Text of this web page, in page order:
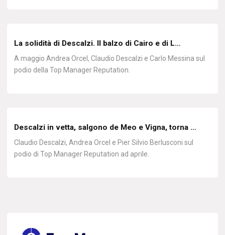
La solidità di Descalzi. Il balzo di Cairo e di L…
A maggio Andrea Orcel, Claudio Descalzi e Carlo Messina sul
podio della Top Manager Reputation.
Descalzi in vetta, salgono de Meo e Vigna, torna …
Claudio Descalzi, Andrea Orcel e Pier Silvio Berlusconi sul
podio di Top Manager Reputation ad aprile.